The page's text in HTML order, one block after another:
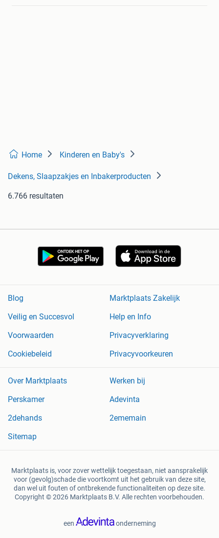
Home Kinderen en Baby's
Dekens, Slaapzakjes en Inbakerproducten
6.766 resultaten
Blog
Marktplaats Zakelijk
Veilig en Succesvol
Help en Info
Voorwaarden
Privacyverklaring
Cookiebeleid
Privacyvoorkeuren
Over Marktplaats
Werken bij
Perskamer
Adevinta
2dehands
2ememain
Sitemap
Marktplaats is, voor zover wettelijk toegestaan, niet aansprakelijk
voor (gevolg)schade die voortkomt uit het gebruik van deze site,
dan wel uit fouten of ontbrekende functionaliteiten op deze site.
Copyright © 2026 Marktplaats B.V. Alle rechten voorbehouden.
een onderneming